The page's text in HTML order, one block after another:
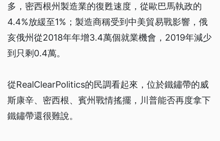
多，密西根州製造業的復甦速度，從歐巴馬執政的
4.4%放緩至1%；製造商稱受到中美貿易戰影響，俄
亥俄州從2018年年增3.4萬個就業機會，2019年減少
到只剩0.4萬。
從RealClearPolitics的民調看起來，位於鐵鏽帶的威
斯康辛、密西根、賓州戰情搖擺，川普能否再度拿下
鐵鏽帶還很難說。